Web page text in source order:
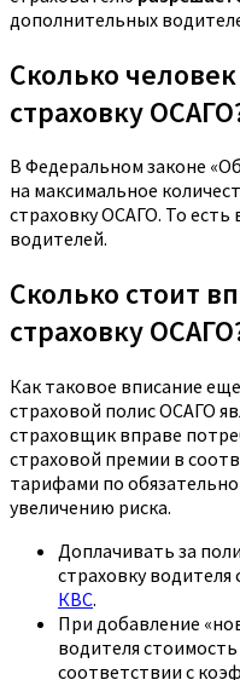
дополнительных
Сколько
страховку
В Федеральном законе
на максимальное
страховку ОСАГО. То
водителей.
Сколько стоит
страховку
Как таковое вписание
страховой полис ОСАГО
страховщик вправе
страховой премии в
тарифами по
увеличению риска.
Доплачивать за
страховку
КВС.
При добавление
водителя
соответствии с